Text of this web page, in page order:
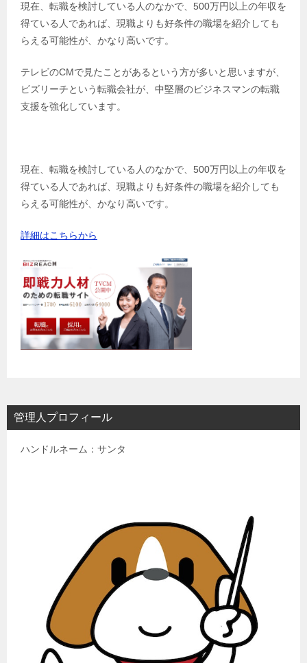
現在、転職を検討している人のなかで、500万円以上の年収を
得ている人であれば、現職よりも好条件の職場を紹介しても
らえる可能性が、かなり高いです。
テレビのCMで見たことがあるという方が多いと思いますが、
ビズリーチという転職会社が、中堅層のビジネスマンの転職
支援を強化しています。
現在、転職を検討している人のなかで、500万円以上の年収を
得ている人であれば、現職よりも好条件の職場を紹介しても
らえる可能性が、かなり高いです。
詳細はこちらから
管理人プロフィール
ハンドルネーム：サンタ